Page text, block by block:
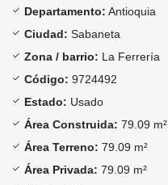
Departamento: Antioquia
Ciudad: Sabaneta
Zona / barrio: La Ferrería
Código: 9724492
Estado: Usado
Área Construida: 79.09 m²
Área Terreno: 79.09 m²
Área Privada: 79.09 m²